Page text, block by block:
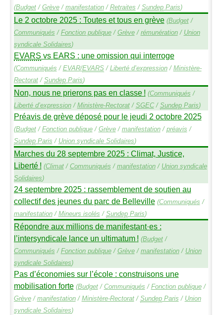
(Budget/ Grève/ manifestation/ Retraites / SundepParis)
Le 2 octobre 2025 : Toutes et tous en grève (Budget/
Communiqués / Fonction publique/ Grève/ rémunération/ Union
syndicale Solidaires)
EVARS vs EARS : une omission qui interroge
(Communiqués / EVAR/EVARS/ Liberté d’expression/ Ministère-
Rectorat/ SundepParis)
Non, nous ne prierons pas en classe ! (Communiqués /
Liberté d’expression/ Ministère-Rectorat/ SGEC/ SundepParis)
Préavis de grève déposé pour le jeudi 2 octobre 2025
(Budget/ Fonction publique/ Grève/ manifestation/ préavis /
SundepParis / Union syndicale Solidaires)
Marches du 28 septembre 2025 : Climat, Justice,
Liberté ! (Climat/ Communiqués / manifestation/ Union syndicale
Solidaires)
24 septembre 2025 : rassemblement de soutien au
collectif des jeunes du parc de Belleville (Communiqués /
manifestation/ Mineurs isolés / SundepParis)
Répondre aux millions de manifestant·es :
l’intersyndicale lance un ultimatum ! (Budget/
Communiqués / Fonction publique/ Grève/ manifestation/ Union
syndicale Solidaires)
Pas d’économies sur l’école : construisons une
mobilisation forte (Budget/ Communiqués / Fonction publique/
Grève/ manifestation/ Ministère-Rectorat/ SundepParis / Union
syndicale Solidaires)